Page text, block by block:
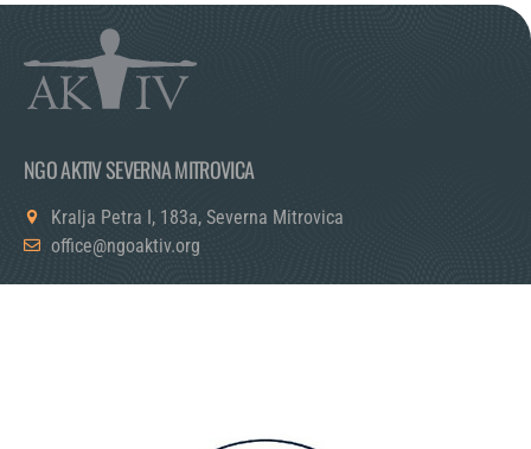
NGO AKTIV SEVERNA MITROVICA
Kralja Petra I, 183a, Severna Mitrovica
office@ngoaktiv.org